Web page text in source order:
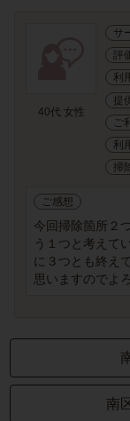
40代 女性
サ
評
利
提
ご
利
掃
ご感想
今回掃除箇所２
う１つと考えて
に３つとも終え
思いますのでよろ
南